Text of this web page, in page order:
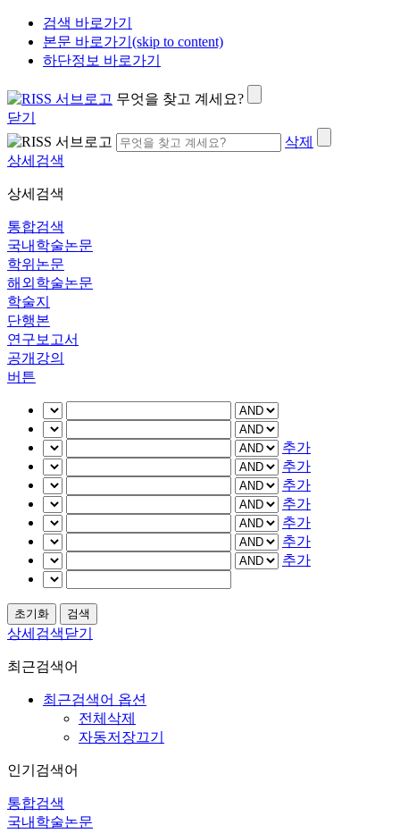
검색 바로가기
본문 바로가기(skip to content)
하단정보 바로가기
무엇을 찾고 계세요?
닫기
삭제
상세검색
상세검색
통합검색
국내학술논문
학위논문
해외학술논문
학술지
단행본
연구보고서
공개강의
버튼
추가
추가
추가
추가
추가
추가
추가
상세검색닫기
최근검색어
최근검색어 옵션
전체삭제
자동저장끄기
인기검색어
통합검색
국내학술논문